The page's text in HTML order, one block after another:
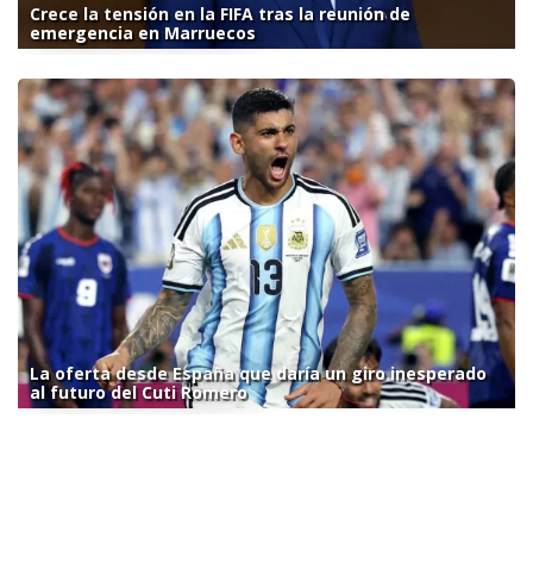
Crece la tensión en la FIFA tras la reunión de
emergencia en Marruecos
La oferta desde España que daría un giro inesperado
al futuro del Cuti Romero